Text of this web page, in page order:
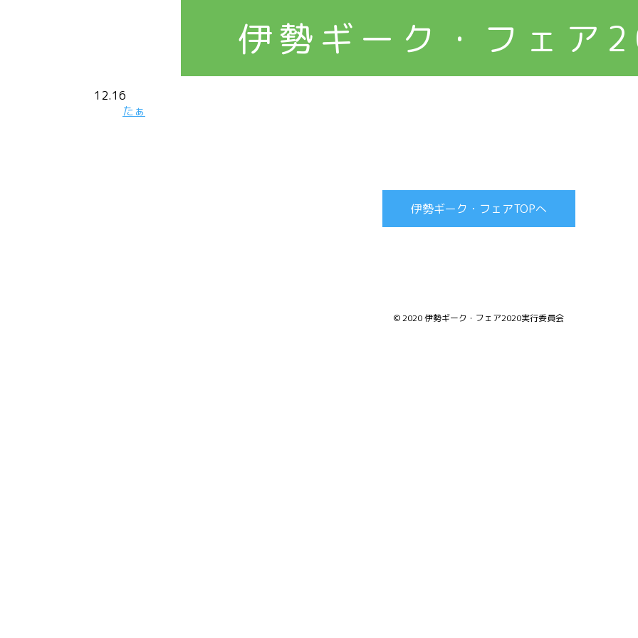
伊勢ギーク・フェア
12.16
たぁ
伊勢ギーク・フェアTOPへ
© 2020 伊勢ギーク・フェア2020実行委員会